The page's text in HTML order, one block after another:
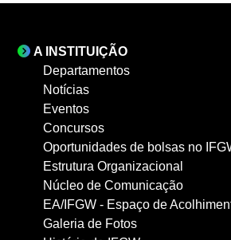
A INSTITUIÇÃO
Departamentos
Notícias
Eventos
Concursos
Oportunidades de bolsas no
Estrutura Organizacional
Núcleo de Comunicação
EA/IFGW - Espaço de
Galeria de Fotos